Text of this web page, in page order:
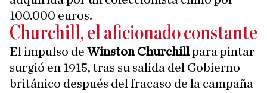
100.000 euros.
Churchill, el aficionado constante
El impulso de Winston Churchillpara pintar
surgió en 1915, tras su salida del Gobierno
británico después del fracaso de la campaña